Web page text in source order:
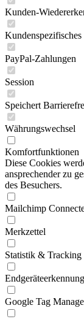
Kunden-
PayPal-Zahlungen
Session
Speichert
Währungswechsel
Komfortfunktionen
Diese Cookies
ansprechender zu
des Besuchers.
Mailchimp
Merkzettel
Statistik & Tracking
Endgeräteerkennung
Google Tag